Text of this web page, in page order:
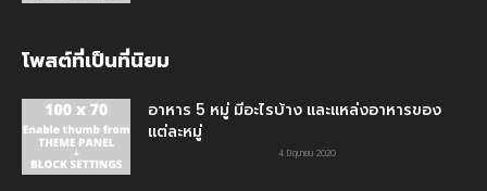
โพสต์ที่เป็นที่นิยม
อาหาร 5 หมู่ มีอะไรบ้าง และแหล่งอาหารของ
แต่ละหมู่
4 มิถุนายน 2020